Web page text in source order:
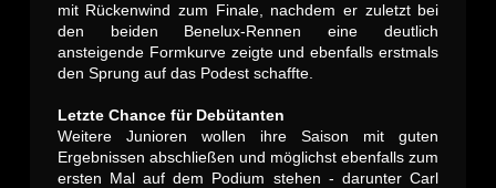
mit Rückenwind zum Finale, nachdem er zuletzt bei
den beiden Benelux-Rennen eine deutlich
ansteigende Formkurve zeigte und ebenfalls erstmals
den Sprung auf das Podest schaffte.
Letzte Chance für Debütanten
Weitere Junioren wollen ihre Saison mit guten
Ergebnissen abschließen und möglichst ebenfalls zum
ersten Mal auf dem Podium stehen - darunter Carl